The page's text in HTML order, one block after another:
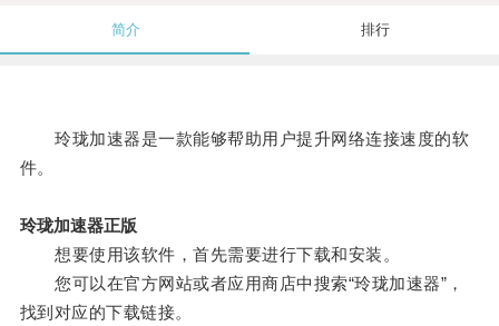
简介 排行
玲珑加速器是一款能够帮助用户提升网络连接速度的软
件。
玲珑加速器正版
想要使用该软件，首先需要进行下载和安装。
您可以在官方网站或者应用商店中搜索“玲珑加速器”，
找到对应的下载链接。